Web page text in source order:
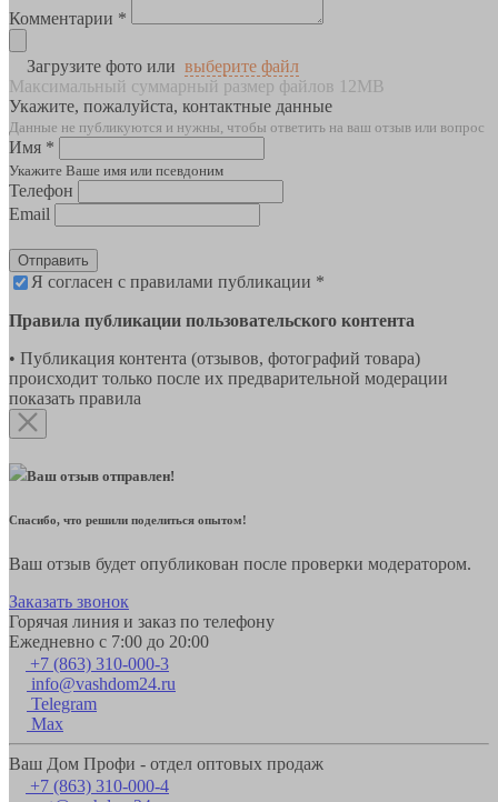
Комментарии *
Загрузите фото или выберите файл
Максимальный суммарный размер файлов 12MB
Укажите, пожалуйста, контактные данные
Данные не публикуются и нужны, чтобы ответить на ваш отзыв или вопрос
Имя *
Укажите Ваше имя или псевдоним
Телефон
Email
Отправить
Я согласен с правилами публикации *
Правила публикации пользовательского контента
• Публикация контента (отзывов, фотографий товара)
происходит только после их предварительной модерации
показать правила
Ваш отзыв отправлен!
Спасибо, что решили поделиться опытом!
Ваш отзыв будет опубликован после проверки модератором.
Заказать звонок
Горячая линия и заказ по телефону
Ежедневно с 7:00 до 20:00
+7 (863) 310-000-3
info@vashdom24.ru
Telegram
Max
Ваш Дом Профи - отдел оптовых продаж
+7 (863) 310-000-4